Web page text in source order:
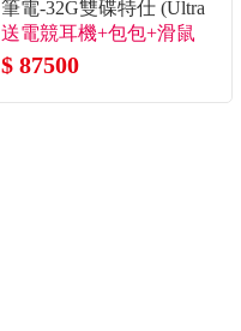
筆電-32G雙碟特仕 (Ultra
9-290HX
Plus/32G/1T+1T/RTX5070-
12G)
送電競耳機+包包+滑鼠
+RJ45轉接線
$ 87500